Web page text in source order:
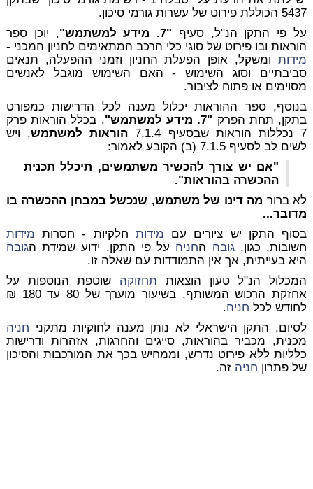
5437 הכוללת פירוט של עשרות גורמי סיכון.
על פי התקן הנ"ל, סעיף "7. מידע למשתמש"
, יוכן ספר
הוראות ובו פירוט של סוגי כלי הרכב המתאימים לחניון המכני -
מידותומשקל, אופן הפעלת החניון וזמני ההפעלה, תנאים
סביבתיים וסוג השימוש - האם השימוש מוגבל לאנשים
מסוימים או פתוח לציבור.
בנוסף, ספר ההוראות יכלול מענה לכל הדרישות כמפורט
בתקן, תחת הפרק "7. מידע למשתמש"
. בכלל הוראות פרק
7 נכללות הוראות שבסעיף 7.1.4
הוראות למשתמש, ויש
לשים לב לסעיף 7.1.5 (ב) הקובע לאמור:
"אם יש צורך להכשיר משתמשים, תיכלל תכנית
ההכשרה בהוראות".
לא ברור מה דינו של משתמש, שנכשל במבחן ההכשרה בו
מדובר...
בסוף התקן יש ציורים עם מידות חלקיות - חסרות מידות
חשובות, כגון,גובה החניה על פי התקן. ידוע שמידת הגובה
היא בעייתית, אך אין התמודדות עם שאלה זו.
המכלול הנ"ל טעון הוצאות תחזוקה שוטפת הנוספות על
אחזקת הרכוש המשותף, בשיעור מוערך של 80 עד 180 ₪
לחודש לכל חניה.
לסיום, התקן הישראלי לא נותן מענה לחוקיות מתקני חניה
מכנית, מכביר בהוראות, סייגים והחרגות, אזהרות ודרישות
כלליות ללא פירוט נדרש, וממחיש בכך את המורכבות והסיכון
של פתרון חניה זה.